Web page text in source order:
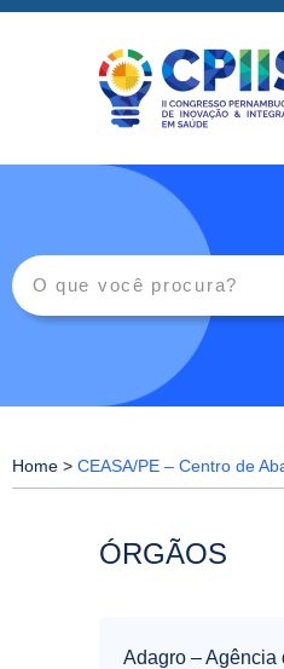
Home > CEASA/PE – Centro de
ÓRGÃOS
Adagro –